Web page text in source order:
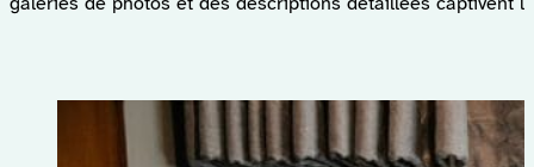
galeries de photos et des descriptions détaillées captivent